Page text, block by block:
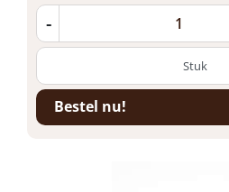
-
Bestel nu!